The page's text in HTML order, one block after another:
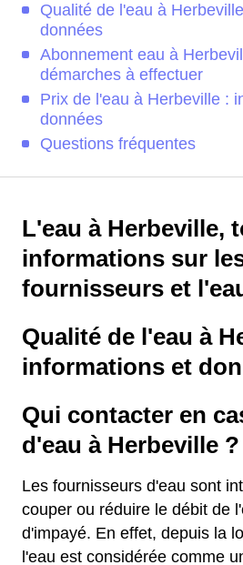
Qualité de l'eau à
données
Abonnement eau à
démarches à effectuer
Prix de l'eau à Herbeville :
données
Questions fréquentes
L'eau à Herbeville,
informations sur
fournisseurs et
Qualité de l'eau à
informations et
Qui contacter en
d'eau à Herbeville ?
Les fournisseurs d'eau sont
couper ou réduire le débit de
d'impayé. En effet, depuis la
l'eau est considérée comme